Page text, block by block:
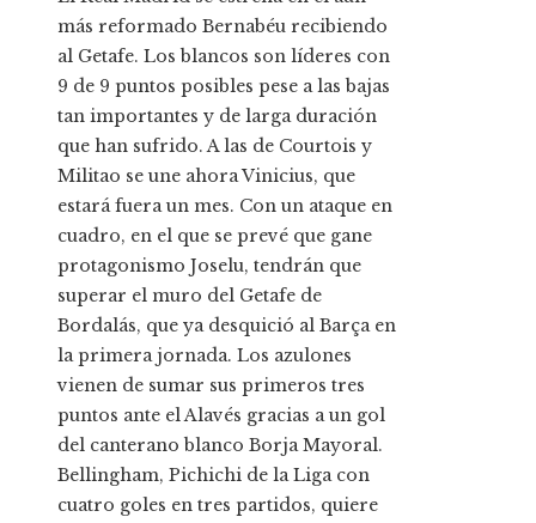
más reformado Bernabéu recibiendo
al Getafe. Los blancos son líderes con
9 de 9 puntos posibles pese a las bajas
tan importantes y de larga duración
que han sufrido. A las de Courtois y
Militao se une ahora Vinicius, que
estará fuera un mes. Con un ataque en
cuadro, en el que se prevé que gane
protagonismo Joselu, tendrán que
superar el muro del Getafe de
Bordalás, que ya desquició al Barça en
la primera jornada. Los azulones
vienen de sumar sus primeros tres
puntos ante el Alavés gracias a un gol
del canterano blanco Borja Mayoral.
Bellingham, Pichichi de la Liga con
cuatro goles en tres partidos, quiere